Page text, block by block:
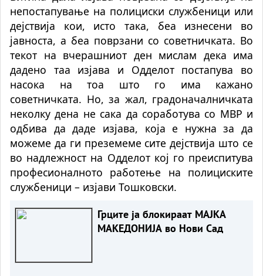
непостапување на полициски службеници или
дејствија кои, исто така, беа изнесени во
јавноста, а беа поврзани со советничката. Во
текот на вчерашниот ден мислам дека има
дадено таа изјава и Одделот постапува во
насока на тоа што го има кажано
советничката. Но, за жал, градоначалничката
неколку дена не сака да соработува со МВР и
одбива да даде изјава, која е нужна за да
можеме да ги преземеме сите дејствија што се
во надлежност на Одделот кој го преиспитува
професионалното работење на полициските
службеници – изјави Тошковски.
Грците ја блокираат МАЈКА
МАКЕДОНИЈА во Нови Сад